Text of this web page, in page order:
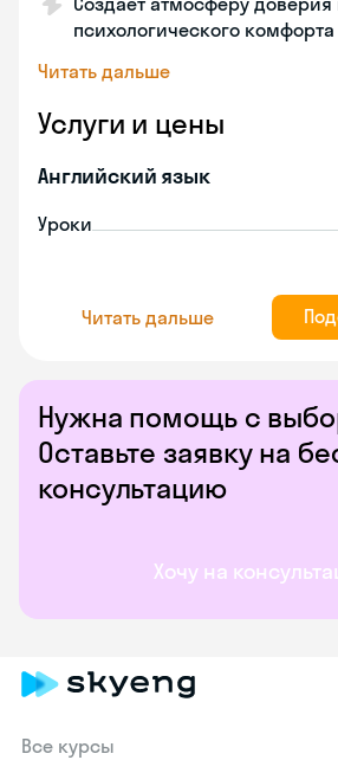
Нужна помощь с
Оставьте заявку на
консультацию
Хочу на
психологического комфорта
Читать дальше
Услуги и цены
Английский язык
Уроки
Читать дальше
Все курсы